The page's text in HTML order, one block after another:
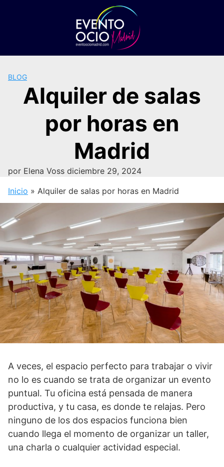
BLOG
Alquiler de salas
por horas en
Madrid
por Elena Voss diciembre 29, 2024
Inicio » Alquiler de salas por horas en Madrid
A veces, el espacio perfecto para trabajar o vivir
no lo es cuando se trata de organizar un evento
puntual. Tu oficina está pensada de manera
productiva, y tu casa, es donde te relajas. Pero
ninguno de los dos espacios funciona bien
cuando llega el momento de organizar un taller,
una charla o cualquier actividad especial.